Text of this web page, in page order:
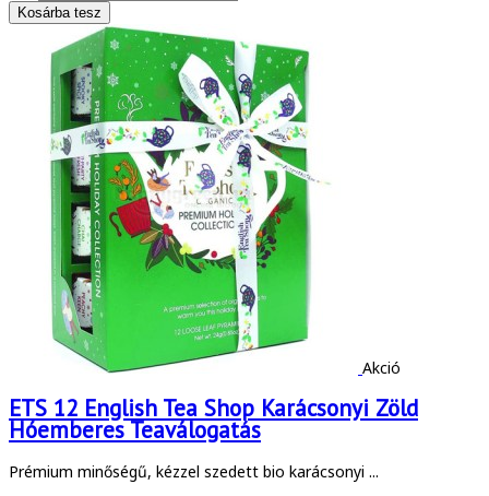
Akció
ETS 12 English Tea Shop Karácsonyi Zöld
Hóemberes Teaválogatás
Prémium minőségű, kézzel szedett bio karácsonyi ...